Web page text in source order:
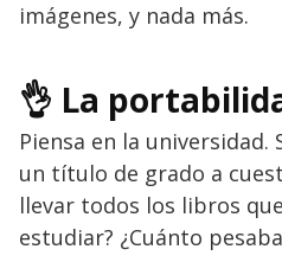
imágenes, y nada más.
👌 La
Piensa en la
un título de grado a
llevar todos los libros
estudiar? ¿Cuánto